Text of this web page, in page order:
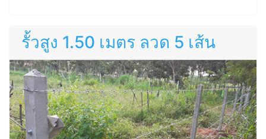
รั้วสูง 1.50 เมตร ลวด 5 เส้น